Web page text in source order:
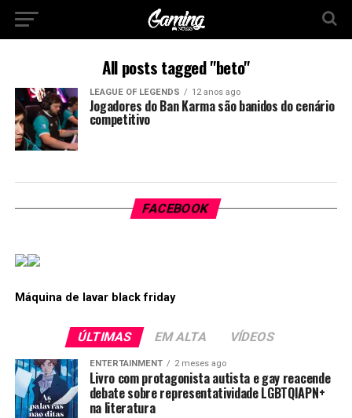
All posts tagged "beto"
LEAGUE OF LEGENDS 12 anos ago
Jogadores do Ban Karma são banidos do cenário
competitivo
FACEBOOK
Máquina de lavar black friday
ÚLTIMAS EM ALTA VÍDEOS
ENTERTAINMENT 2 meses ago
Livro com protagonista autista e gay reacende
debate sobre representatividade LGBTQIAPN+
na literatura